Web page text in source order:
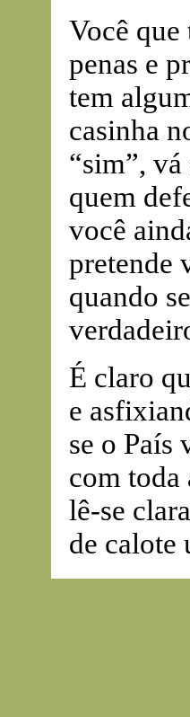
Você que
penas e
tem
casinha
“sim”,
quem
você
pretende
quando
É claro
e
se o País
com toda
lê-se
de calote